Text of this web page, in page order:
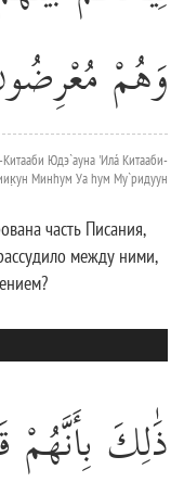
وَهُمْ
Юдэ`ауна 'Илá Китааби-
Минhум Уа hум Му`ридуун
часть Писания,
между ними,
ذَٰلِكَ بِأَنَّهُمْ